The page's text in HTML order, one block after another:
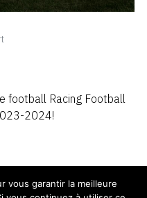
football Racing Football
2024!
Instagram
Get
vous garantir la meilleure